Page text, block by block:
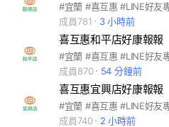
#宜蘭 #喜互惠 #LINE好友
成員781
3 小時前
喜互惠和平店好康報報
#宜蘭 #喜互惠 #LINE好友
成員870
54 分鐘前
喜互惠宜興店好康報報
#宜蘭 #喜互惠 #LINE好友
成員740
2 小時前